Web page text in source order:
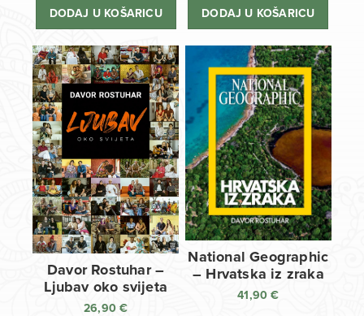
DODAJ U KOŠARICU
38,80 €.
34,90 €.
DODAJ U KOŠARICU
Davor Rostuhar –
Ljubav oko svijeta
26,90€
National Geographic
– Hrvatska iz zraka
41,90€